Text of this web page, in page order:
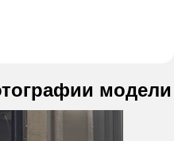
модели